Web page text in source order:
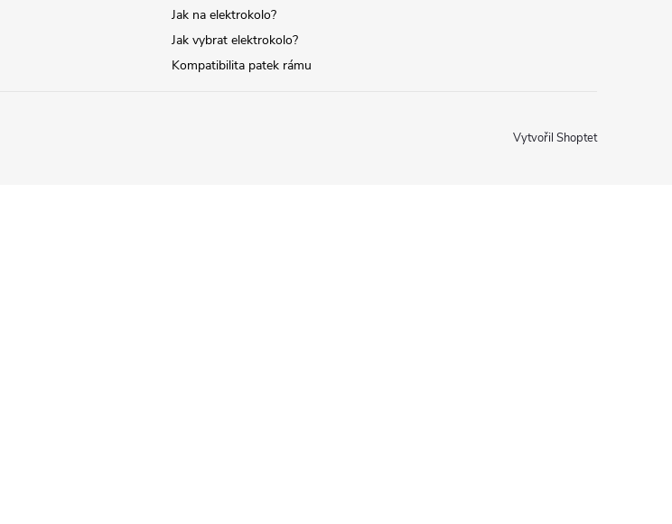
Jak na elektrokolo?
Jak vybrat elektrokolo?
Kompatibilita patek rámu
Vytvořil Shoptet